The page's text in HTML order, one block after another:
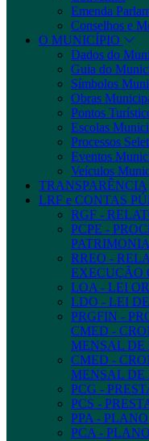
Emenda
Conselhos e
O MUNICÍPIO
Dados do
Guia do
Símbolos
Obras
Pontos
Escolas
Processos
Eventos
Veículos
TRANSPARÊNCIA
LRF e CONTAS
RGF -
PCPE -
RREO -
EXECUÇÃO
LOA - LEI
LDO - LEI
PRGFIN -
CMED -
MENSAL DE
CMED -
MENSAL DE
PCG -
PCS -
PPA -
PCA -